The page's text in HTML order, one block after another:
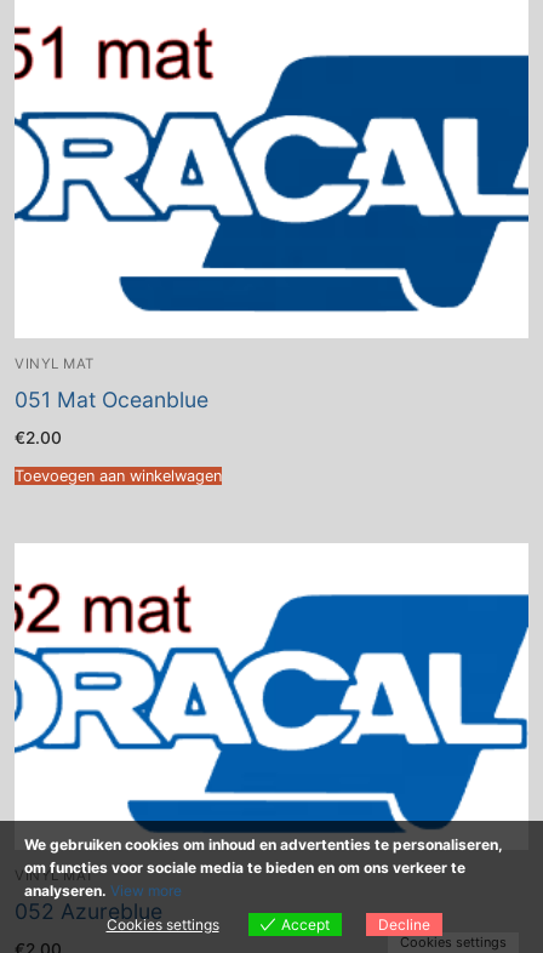
VINYL MAT
051 Mat Oceanblue
€2.00
Toevoegen aan winkelwagen
VINYL MAT
052 Azureblue
We gebruiken cookies om inhoud en advertenties te personaliseren,
om functies voor sociale media te bieden en om ons verkeer te
analyseren. View more
Cookies settings
Accept Decline
Cookies settings